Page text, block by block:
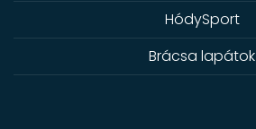
HódySport
Brácsa lapátok